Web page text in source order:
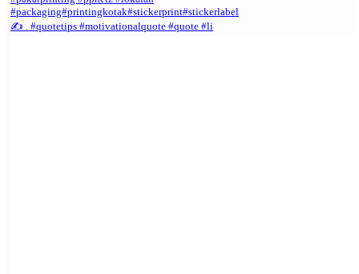
✍️ . #quotetips #motivationalquote #quote #li